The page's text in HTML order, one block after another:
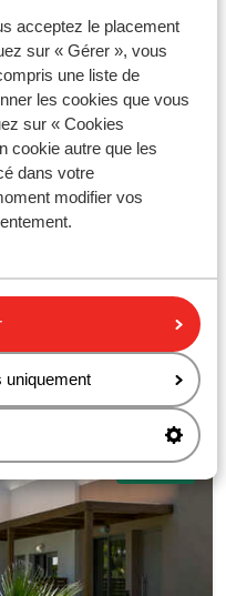
acceptez le placement
sur « Gérer », vous
une liste de
les cookies que vous
sur « Cookies
cookie autre que les
dans votre
modifier vos
uniquement
Boutique
Boutique